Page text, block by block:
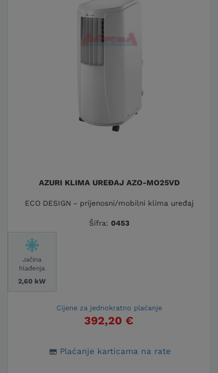
AZURI KLIMA UREĐAJ AZO-MO25VD
ECO DESIGN - prijenosni/mobilni klima uređaj
Šifra: 0453
Jačina
hlađenja
2,60 kW
Cijene za jednokratno plaćanje
392,20 €
Plaćanje karticama na rate